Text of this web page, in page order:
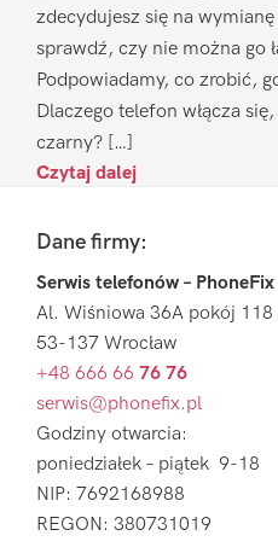
zdecydujesz się na
sprawdź, czy nie można go
Podpowiadamy, co zrobić,
Dlaczego telefon włącza
czarny? […]
Czytaj dalej
FooterDane firmy:
Serwis telefonów –
Al. Wiśniowa 36A pokój 118
53-137 Wrocław
+48 666 66 76 76
serwis@phonefix.pl
Godziny otwarcia:
poniedziałek – piątek 9-18
NIP: 7692168988
REGON: 380731019